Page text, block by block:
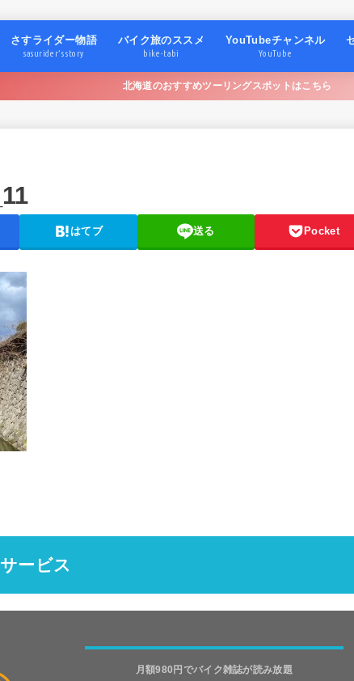
さすライダー物語
sasurider’s story
バイク旅のススメ
bike-tabi
YouTubeチャンネル
YouTube
北海道のおすすめツーリングスポットはこちら
はてブ 送る Pocket
ービス
月額980円でバイク雑誌が読み放題